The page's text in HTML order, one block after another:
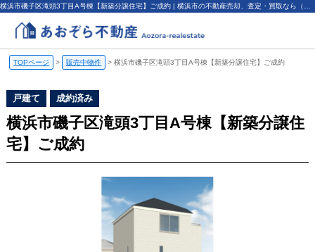
TOPページ > 販売中物件 > 横浜市磯子区滝頭3丁目A号棟【新築分譲住宅】ご成約
戸建て 成約済み
横浜市磯子区滝頭3丁目A号棟【新築分譲住
宅】ご成約